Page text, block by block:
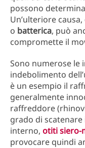
possono
Un’ulteriore
o batterica, può
compromette il
Sono numerose le
indebolimento
è un esempio il
generalmente
raffreddore
grado di scatenare
interno, otiti siero-
provocare quindi